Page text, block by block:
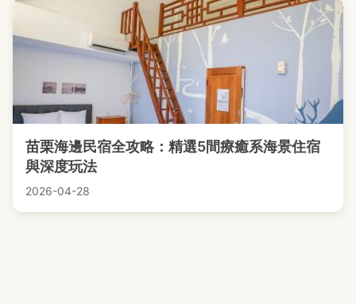
苗栗海邊民宿全攻略：精選5間療癒系海景住宿
與深度玩法
2026-04-28